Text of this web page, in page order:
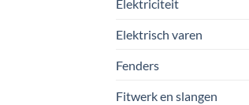
Elektriciteit
Elektrisch varen
Fenders
Fitwerk en slangen